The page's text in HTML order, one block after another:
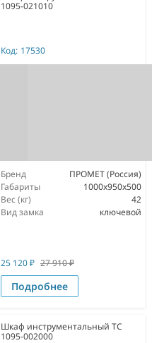
1095-021010
Код: 17530
Бренд
ПРОМЕТ (Россия)
Габариты
1000x950x500
Вес (кг)
42
Вид замка
ключевой
25 120₽ 27 910₽
Подробнее
Шкаф инструментальный ТС
1095-002000